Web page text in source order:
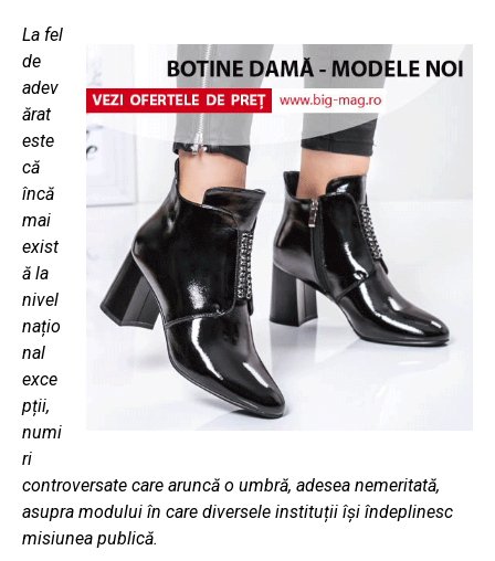
La fel
de
adev
ărat
este
că
încă
mai
exist
ă la
nivel
națio
nal
exce
pții,
numi
ri
controversate care aruncă o umbră, adesea nemeritată,
asupra modului în care diversele instituții își îndeplinesc
misiunea publică.